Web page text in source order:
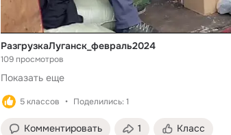
РазгрузкаЛуганск_февраль2024
109 просмотров
Показать еще
5 классов Поделились: 1
Комментировать 1 Класс